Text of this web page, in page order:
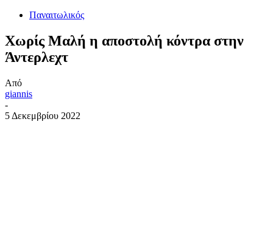
Παναιτωλικός
Χωρίς Μαλή η αποστολή κόντρα στην
Άντερλεχτ
Από
giannis
-
5 Δεκεμβρίου 2022